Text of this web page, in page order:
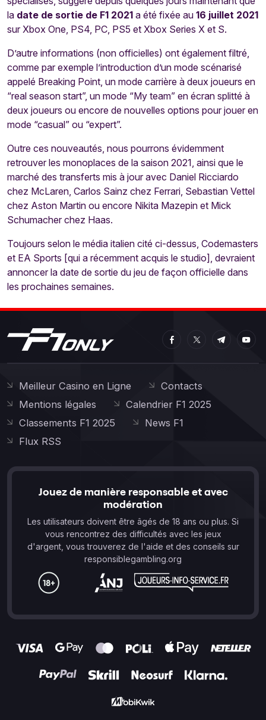
la date de sortie de F1 2021 a été fixée au 16 juillet 2021
sur Xbox One, PS4, PC, PS5 et Xbox Series X et S.
D’autre informations (non officielles) ont également filtré,
comme par exemple l’introduction d’un mode scénarisé
appelé Breaking Point, un mode carrière à deux joueurs en
“real season start”, un mode “My team” en écran splitté à
deux joueurs ou encore de nouvelles options pour jouer en
mode “casual” ou “expert”.
Outre ces nouveautés, nous pourrons évidemment
retrouver les monoplaces de la saison 2021, ainsi que le
marché des transferts mis à jour avec Daniel Ricciardo
chez McLaren, Carlos Sainz chez Ferrari, Sebastian Vettel
chez Aston Martin ou encore Nikita Mazepin et Mick
Schumacher chez Haas.
Toujours selon le média italien cité ci-dessus, Codemasters
et EA Sports [qui a récemment acquis le studio], devraient
annoncer la date de sortie du jeu de façon officielle dans
les prochaines semaines.
Meilleur Casino en Ligne
Contacts
Mentions légales
Calendrier F1 2025
Classements F1 2025
News F1
Flux RSS
Jouez de manière responsable et avec
modération
Les utilisateurs doivent être âgés de 18 ans ou plus. Si
vous rencontrez des difficultés avec les jeux
d'argent, vous trouverez de l'aide et des conseils sur
responsiblegambling.org